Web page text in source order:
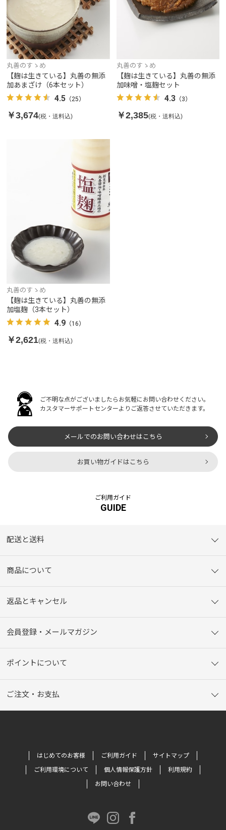
丸善のすゝめ
【麹は生きている】丸善の無添
加あまざけ（6本セット）
4.5 （25）
￥3,674(税・送料込)
丸善のすゝめ
【麹は生きている】丸善の無添
加味噌・塩麹セット
4.3（3）
￥2,385(税・送料込)
丸善のすゝめ
【麹は生きている】丸善の無添
加塩麹（3本セット）
4.9 （16）
￥2,621(税・送料込)
ご不明な点がございましたらお気軽にお問い合わせください。
カスタマーサポートセンターよりご返答させていただきます。
メールでのお問い合わせはこちら
お買い物ガイドはこちら
ご利用ガイド
GUIDE
配送と送料
商品について
返品とキャンセル
会員登録・メールマガジン
ポイントについて
ご注文・お支払
はじめてのお客様 ご利用ガイド
サイトマップ
ご利用環境について
個人情報保護方針
利用規約
お問い合わせ